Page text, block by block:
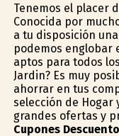
Tenemos el placer
Conocida por
a tu disposición
podemos englobar
aptos para todos
Jardin? Es muy
ahorrar en tus
selección de Hogar
grandes ofertas y
Cupones Descuento